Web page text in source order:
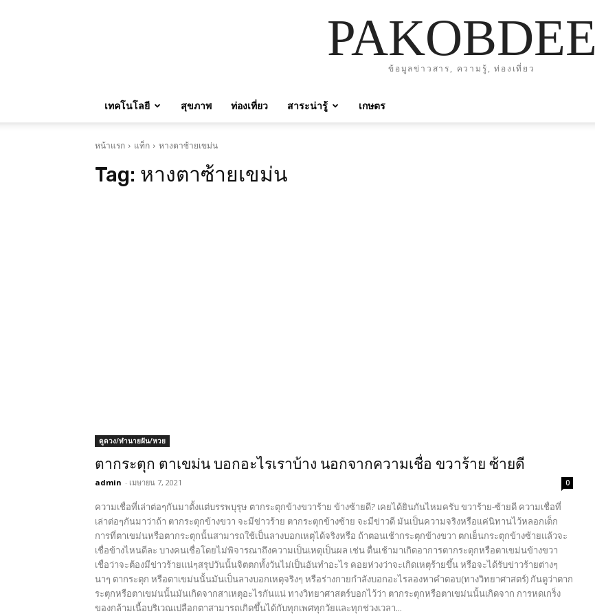
PAKOBDEE
ข้อมูลข่าวสาร, ความรู้, ท่องเที่ยว
เทคโนโลยี สุขภาพ ท่องเที่ยว สาระน่ารู้ เกษตร
หน้าแรก แท็ก หางตาซ้ายเขม่น
Tag: หางตาซ้ายเขม่น
ดูดวง/ทำนายฝัน/หวย
ตากระตุก ตาเขม่น บอกอะไรเราบ้าง นอกจากความเชื่อ ขวาร้าย ซ้ายดี
admin - เมษายน 7, 2021 0
ความเชื่อที่เล่าต่อๆกันมาตั้งแต่บรรพบุรุษ ตากระตุกข้างขวาร้าย ข้างซ้ายดี? เคยได้ยินกันไหมครับ ขวาร้าย-ซ้ายดี ความเชื่อที่
เล่าต่อๆกันมาว่าถ้า ตากระตุกข้างขวา จะมีข่าวร้าย ตากระตุกข้างซ้าย จะมีข่าวดี มันเป็นความจริงหรือแค่นิทานไว้หลอกเด็ก
การที่ตาเขม่นหรือตากระตุกนั้นสามารถใช้เป็นลางบอกเหตุได้จริงหรือ ถ้าตอนเช้ากระตุกข้างขวา ตกเย็นกระตุกข้างซ้ายแล้วจะ
เชื่อข้างไหนดีละ บางคนเชื่อโดยไม่พิจารณาถึงความเป็นเหตุเป็นผล เช่น ตื่นเช้ามาเกิดอาการตากระตุกหรือตาเขม่นข้างขวา
เชื่อว่าจะต้องมีข่าวร้ายแน่ๆสรุปวันนั้นจิตตกทั้งวันไม่เป็นอันทำอะไร คอยห่วงว่าจะเกิดเหตุร้ายขึ้น หรือจะได้รับข่าวร้ายต่างๆ
นาๆ ตากระตุก หรือตาเขม่นนั้นมันเป็นลางบอกเหตุจริงๆ หรือร่างกายกำลังบอกอะไรลองหาคำตอบ(ทางวิทยาศาสตร์) กันดูว่าตาก
ระตุกหรือตาเขม่นนั้นมันเกิดจากสาเหตุอะไรกันแน่ ทางวิทยาศาสตร์บอกไว้ว่า ตากระตุกหรือตาเขม่นนั้นเกิดจาก การหดเกร็ง
ของกล้ามเนื้อบริเวณเปลือกตาสามารถเกิดขึ้นได้กับทุกเพศทุกวัยและทุกช่วงเวลา...